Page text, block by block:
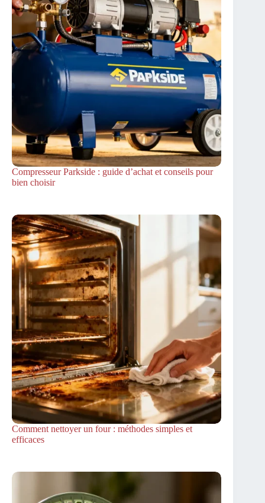
Compresseur Parkside : guide d’achat et conseils pour
bien choisir
Comment nettoyer un four : méthodes simples et
efficaces